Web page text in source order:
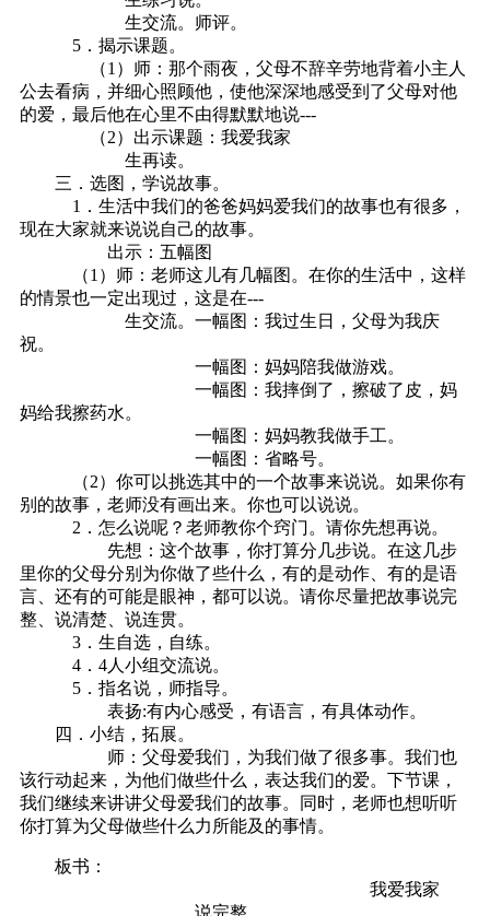
生交流。师评。
5．揭示课题。
（1）师：那个雨夜，父母不辞辛劳地背着小主人
公去看病，并细心照顾他，使他深深地感受到了父母对他
的爱，最后他在心里不由得默默地说---
（2）出示课题：我爱我家
生再读。
三．选图，学说故事。
1．生活中我们的爸爸妈妈爱我们的故事也有很多，
现在大家就来说说自己的故事。
出示：五幅图
（1）师：老师这儿有几幅图。在你的生活中，这样
的情景也一定出现过，这是在---
生交流。一幅图：我过生日，父母为我庆
祝。
一幅图：妈妈陪我做游戏。
一幅图：我摔倒了，擦破了皮，妈
妈给我擦药水。
一幅图：妈妈教我做手工。
一幅图：省略号。
（2）你可以挑选其中的一个故事来说说。如果你有
别的故事，老师没有画出来。你也可以说说。
2．怎么说呢？老师教你个窍门。请你先想再说。
先想：这个故事，你打算分几步说。在这几步
里你的父母分别为你做了些什么，有的是动作、有的是语
言、还有的可能是眼神，都可以说。请你尽量把故事说完
整、说清楚、说连贯。
3．生自选，自练。
4．4人小组交流说。
5．指名说，师指导。
表扬:有内心感受，有语言，有具体动作。
四．小结，拓展。
师：父母爱我们，为我们做了很多事。我们也
该行动起来，为他们做些什么，表达我们的爱。下节课，
我们继续来讲讲父母爱我们的故事。同时，老师也想听听
你打算为父母做些什么力所能及的事情。
板书：
我爱我家